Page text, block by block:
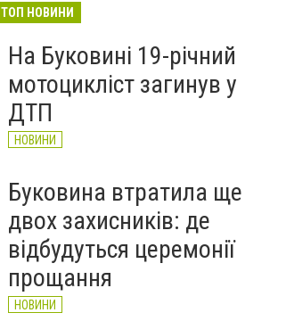
критичну ситуацію з водою
НОВИНИ
ТОП НОВИНИ
На Буковині 19-річний
мотоцикліст загинув у
ДТП
НОВИНИ
Буковина втратила ще
двох захисників: де
відбудуться церемонії
прощання
НОВИНИ